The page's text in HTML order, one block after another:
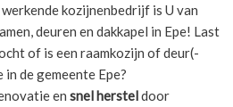
kozijnenbedrijf is U van
deuren en dakkapel in Epe! Last
of is een raamkozijn of deur(-
de gemeente Epe?
en snel hersteldoor